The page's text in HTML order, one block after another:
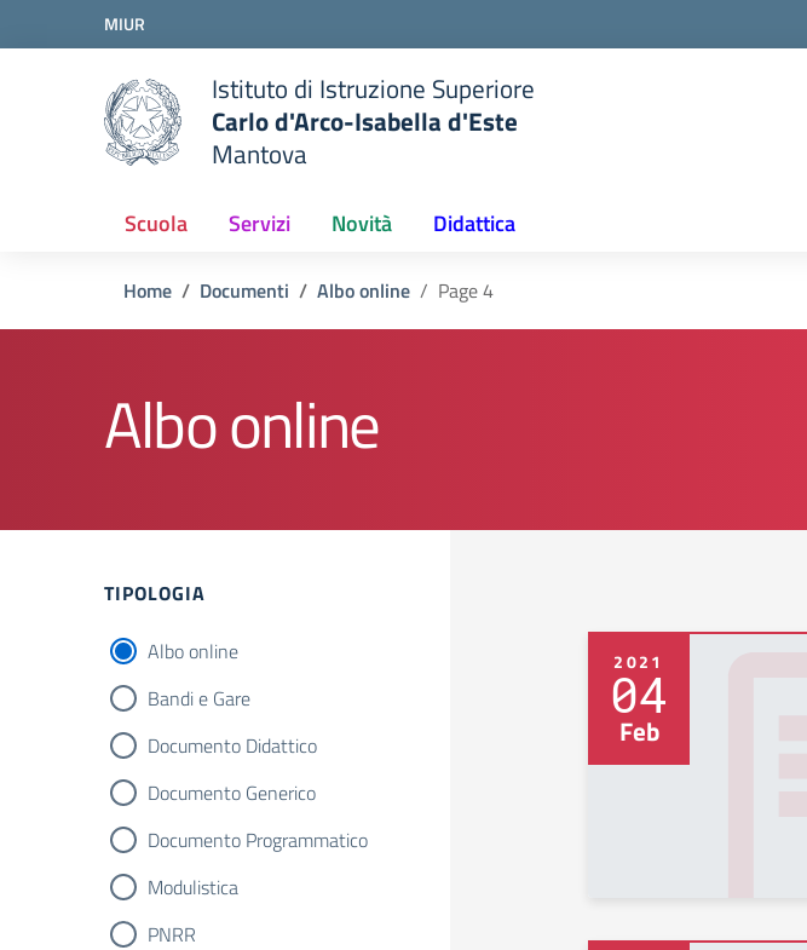
Vai ai contenuti
Vai al menu di navigazione
Vai al footer
MIUR
Istituto di Istruzione Superiore
Carlo d'Arco-Isabella d'Este
Mantova
Scuola Servizi Novità Didattica
Home Documenti Albo online Page 4
Albo online
TIPOLOGIA
Albo online
Bandi e Gare
Documento Didattico
Documento Generico
Documento Programmatico
Modulistica
PNRR
2021
04
Feb